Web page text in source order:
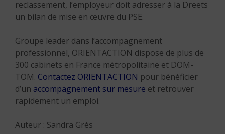
reclassement, l’employeur doit adresser à la Dreets
un bilan de mise en œuvre du PSE.
Groupe leader dans l’accompagnement
professionnel, ORIENTACTION dispose de plus de
300 cabinets en France métropolitaine et DOM-
TOM. Contactez ORIENTACTION pour bénéficier
d’un accompagnement sur mesure et retrouver
rapidement un emploi.
Auteur : Sandra Grès